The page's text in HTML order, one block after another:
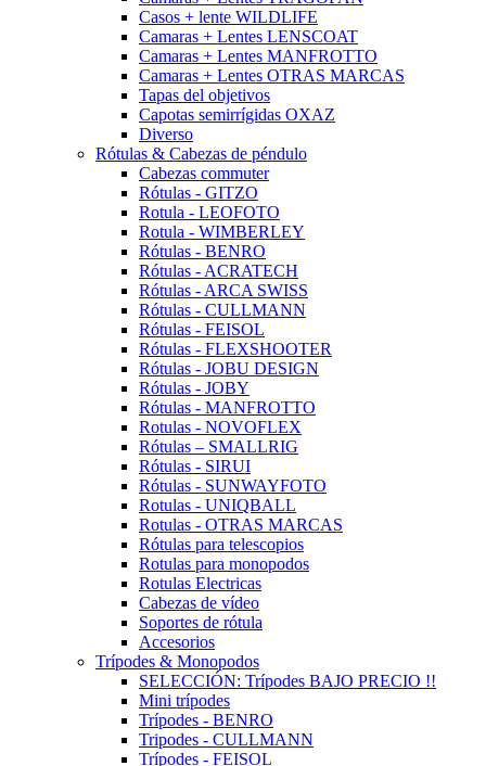
Casos + lente WILDLIFE
Camaras + Lentes LENSCOAT
Camaras + Lentes MANFROTTO
Camaras + Lentes OTRAS MARCAS
Tapas del objetivos
Capotas semirrígidas OXAZ
Diverso
Rótulas & Cabezas de péndulo
Cabezas commuter
Rótulas - GITZO
Rotula - LEOFOTO
Rotula - WIMBERLEY
Rótulas - BENRO
Rótulas - ACRATECH
Rótulas - ARCA SWISS
Rótulas - CULLMANN
Rótulas - FEISOL
Rótulas - FLEXSHOOTER
Rótulas - JOBU DESIGN
Rótulas - JOBY
Rótulas - MANFROTTO
Rotulas - NOVOFLEX
Rótulas – SMALLRIG
Rótulas - SIRUI
Rótulas - SUNWAYFOTO
Rotulas - UNIQBALL
Rotulas - OTRAS MARCAS
Rótulas para telescopios
Rotulas para monopodos
Rotulas Electricas
Cabezas de vídeo
Soportes de rótula
Accesorios
Trípodes & Monopodos
SELECCIÓN: Trípodes BAJO PRECIO !!
Mini trípodes
Trípodes - BENRO
Tripodes - CULLMANN
Trípodes - FEISOL